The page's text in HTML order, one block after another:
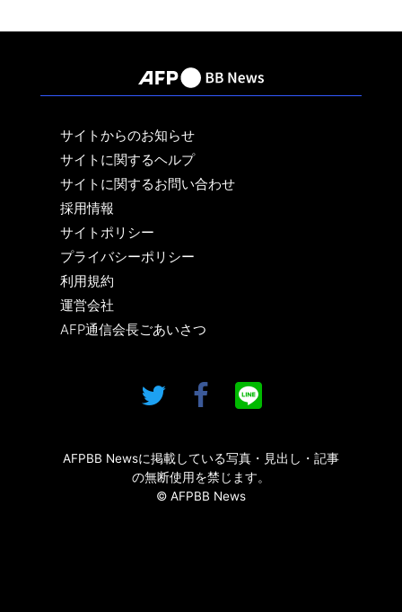
サイトからのお知らせ
サイトに関するヘルプ
サイトに関するお問い合わせ
採用情報
サイトポリシー
プライバシーポリシー
利用規約
運営会社
AFP通信会長ごあいさつ
AFPBB Newsに掲載している写真・見出し・記事
の無断使用を禁じます。
© AFPBB News